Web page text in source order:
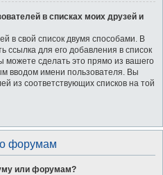
в списках моих друзей и
в свой список двумя способами. В
ссылка для его добавления в список
можете сделать это прямо из вашего
вводом имени пользователя. Вы
из соответствующих списков на той
форумам
или форумам?